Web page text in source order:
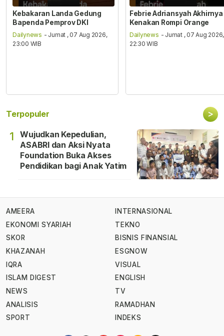
Kebakaran Landa Gedung
Bapenda Pemprov DKI
Dailynews - Jumat , 07 Aug 2026,
23:00 WIB
Febrie Adriansyah Akhirnya
Kenakan Rompi Orange
Dailynews - Jumat , 07 Aug 2026,
22:30 WIB
Terpopuler >
1
Wujudkan Kepedulian,
ASABRI dan Aksi Nyata
Foundation Buka Akses
Pendidikan bagi Anak Yatim
AMEERA
EKONOMI SYARIAH
SKOR
KHAZANAH
IQRA
ISLAM DIGEST
NEWS
ANALISIS
SPORT
INTERNASIONAL
TEKNO
BISNIS FINANSIAL
ESGNOW
VISUAL
ENGLISH
TV
RAMADHAN
INDEKS